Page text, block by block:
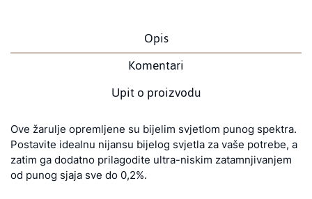
Opis
Komentari
Upit o proizvodu
Ove žarulje opremljene su bijelim svjetlom punog spektra.
Postavite idealnu nijansu bijelog svjetla za vaše potrebe, a
zatim ga dodatno prilagodite ultra-niskim zatamnjivanjem
od punog sjaja sve do 0,2%.